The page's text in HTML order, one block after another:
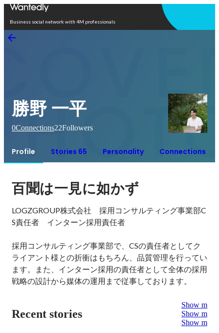
Business social network with 4M professionals
勝野 一平
0Connections22Followers
Profile Stories 65 Personality Connections
百聞は一見に如かず
LOGZGROUP株式会社　採用コンサルティング事業部C
S責任者　インターン採用責任者
採用コンサルティング事業部で、CSの責任者としてク
ライアント様との折衝はもちろん、品質管理を行ってい
ます。また、インターン採用の責任者として全体の採用
戦略の設計から媒体の運用まで従事しております。
Recent stories
Show more
Show more
Show more